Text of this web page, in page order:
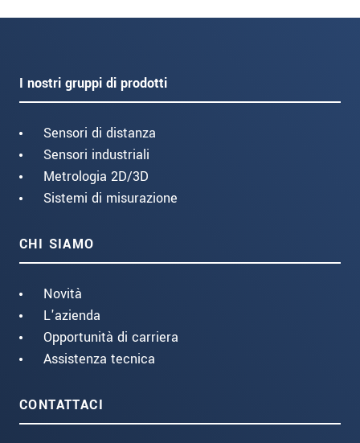
I nostri gruppi di prodotti
Sensori di distanza
Sensori industriali
Metrologia 2D/3D
Sistemi di misurazione
CHI SIAMO
Novità
L'azienda
Opportunità di carriera
Assistenza tecnica
CONTATTACI